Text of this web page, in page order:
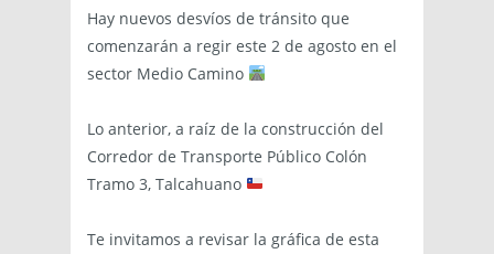
Hay nuevos desvíos de tránsito que
comenzarán a regir este 2 de agosto en el
sector Medio Camino
Lo anterior, a raíz de la construcción del
Corredor de Transporte Público Colón
Tramo 3, Talcahuano
Te invitamos a revisar la gráfica de esta